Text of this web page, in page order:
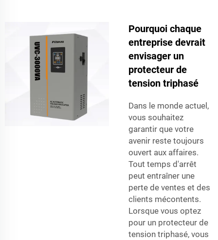
Pourquoi chaque
entreprise devrait
envisager un
protecteur de
tension triphasé
Dans le monde actuel,
vous souhaitez
garantir que votre
avenir reste toujours
ouvert aux affaires.
Tout temps d'arrêt
peut entraîner une
perte de ventes et des
clients mécontents.
Lorsque vous optez
pour un protecteur de
tension triphasé, vous